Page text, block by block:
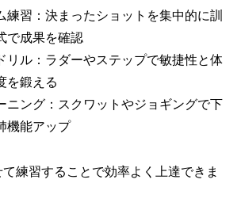
練習：決まったショットを集中的に訓
で成果を確認
リル：ラダーやステップで敏捷性と体
を鍛える
ニング：スクワットやジョギングで下
機能アップ
て練習することで効率よく上達できま